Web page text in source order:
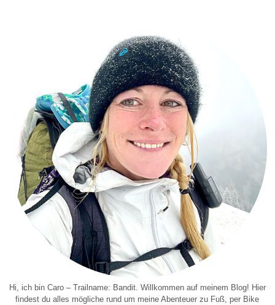
Hi, ich bin Caro – Trailname: Bandit. Willkommen auf meinem Blog! Hier
findest du alles mögliche rund um meine Abenteuer zu Fuß, per Bike